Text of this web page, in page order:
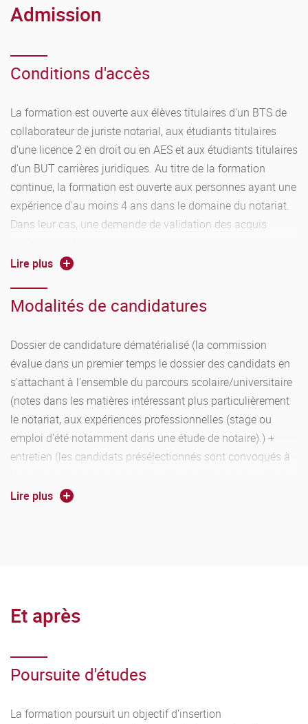
Admission
Conditions d'accès
La formation est ouverte aux élèves titulaires d'un BTS de
collaborateur de juriste notarial, aux étudiants titulaires
d'une licence 2 en droit ou en AES et aux étudiants titulaires
d'un BUT carrières juridiques. Au titre de la formation
continue, la formation est ouverte aux personnes ayant une
expérience d'au moins 4 ans dans le domaine du notariat.
Dans leur cas, une demande de validation des acquis
candidats souhaitant suivre la formation au titre d'un
professionnalisation ou ceux relevant de la formation
formation continue et par alternance (SEFCA):
formation.continue@u-bourgogne.fr
Lire plus
Modalités de candidatures
Dossier de candidature dématérialisé (la commission
évalue dans un premier temps le dossier des candidats en
s’attachant à l’ensemble du parcours scolaire/universitaire
(notes dans les matières intéressant plus particulièrement
le notariat, aux expériences professionnelles (stage ou
emploi d’été notamment dans une étude de notaire).) +
entretien (les candidats présélectionnés sont convoqués à
jury composé en principe du directeur de la Lp et d’au
Lire plus
Et après
Poursuite d'études
La formation poursuit un objectif d'insertion